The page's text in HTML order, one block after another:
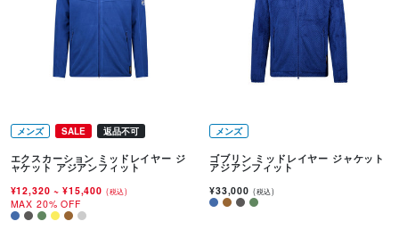
メンズ SALE 返品不可
エクスカーション ミッドレイヤー ジ
ャケット アジアンフィット
¥12,320~ ¥15,400 (税込)
MAX 20% OFF
メンズ
ゴブリン ミッドレイヤー ジャケット
アジアンフィット
¥33,000 (税込)